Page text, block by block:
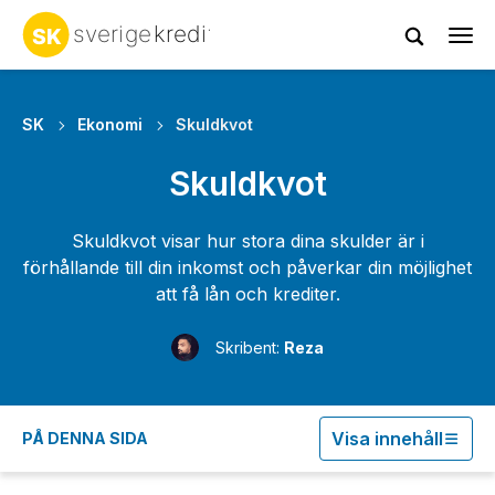
SK Ekonomi Skuldkvot
Skuldkvot
Skuldkvot visar hur stora dina skulder är i
förhållande till din inkomst och påverkar din möjlighet
att få lån och krediter.
Skribent: Reza
PÅ DENNA SIDA Visa innehåll